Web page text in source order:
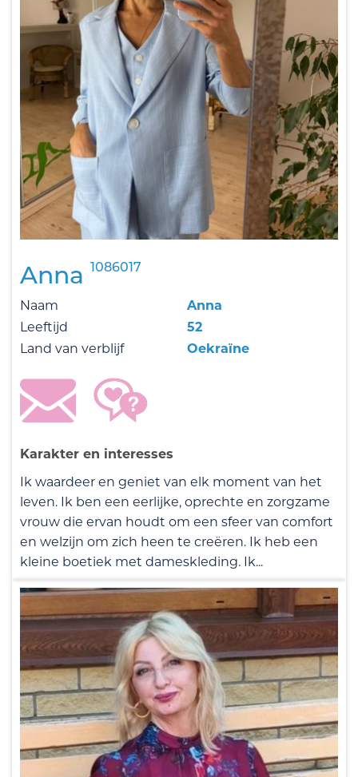
Anna 1086017
Naam
Anna
Leeftijd
52
Land van verblijf
Oekraïne
Karakter en interesses
Ik waardeer en geniet van elk moment van het
leven. Ik ben een eerlijke, oprechte en zorgzame
vrouw die ervan houdt om een sfeer van comfort
en welzijn om zich heen te creëren. Ik heb een
kleine boetiek met dameskleding. Ik...